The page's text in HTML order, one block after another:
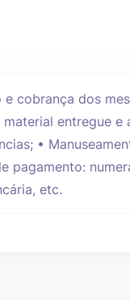
cobrança dos
entregue e
•
pagamento:
etc.